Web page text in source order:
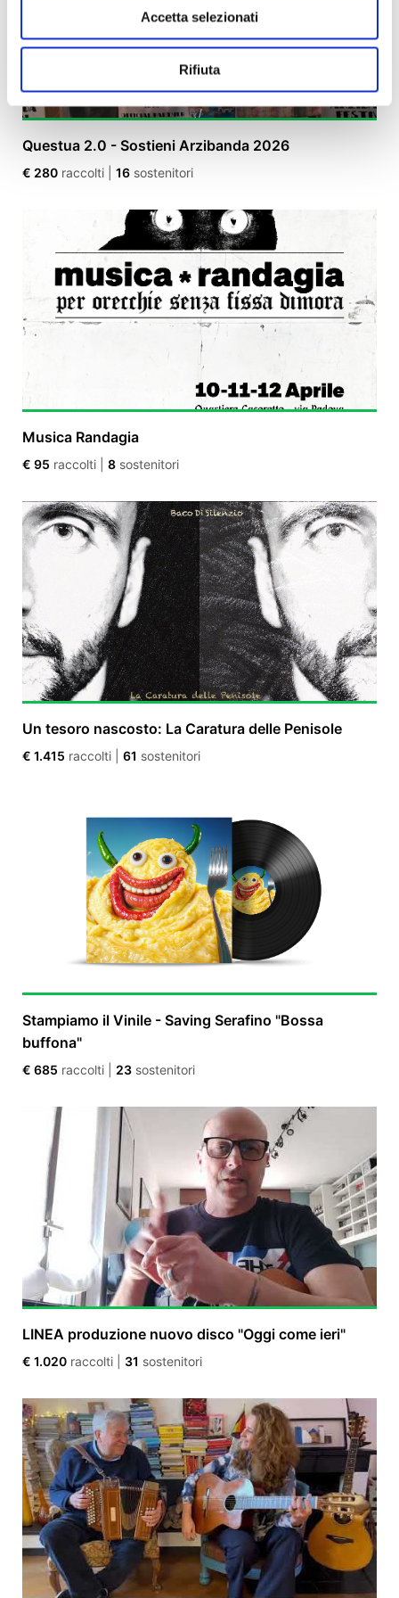
Accetta selezionati
Rifiuta
Questua 2.0 - Sostieni Arzibanda 2026
€ 280 raccolti 16 sostenitori
Musica Randagia
€ 95 raccolti 8 sostenitori
Un tesoro nascosto: La Caratura delle Penisole
€ 1.415 raccolti 61 sostenitori
Stampiamo il Vinile - Saving Serafino "Bossa
buffona"
€ 685 raccolti 23 sostenitori
LINEA produzione nuovo disco "Oggi come ieri"
€ 1.020 raccolti 31 sostenitori